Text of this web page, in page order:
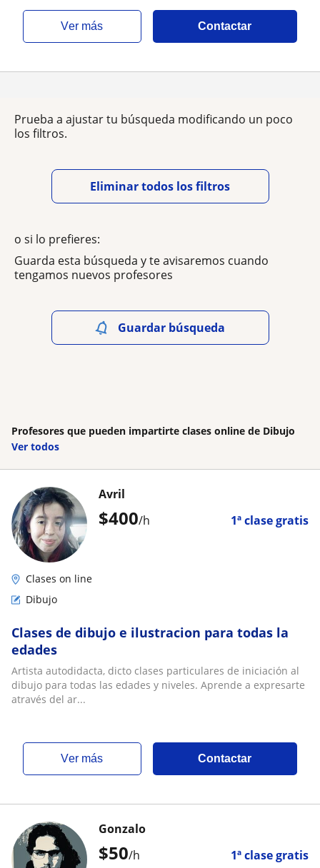
ver más Contactar
Prueba a ajustar tu búsqueda modificando un poco
los filtros.
Eliminar todos los filtros
o si lo prefieres:
Guarda esta búsqueda y te avisaremos cuando
tengamos nuevos profesores
Guardar búsqueda
Profesores que pueden impartirte clases online de Dibujo
Ver todos
$400/h 1ª clase gratis
Avril
Clases on line
Dibujo
Clases de dibujo e ilustracion para todas la
edades
Artista autodidacta, dicto clases particulares de iniciación al
dibujo para todas las edades y niveles. Aprende a expresarte
através del ar...
ver más Contactar
$50/h 1ª clase gratis
Gonzalo